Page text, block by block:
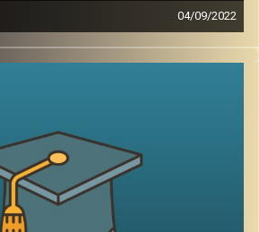
04/09/2022
תוכן:
חברים כמאתיים ממנכ"לי החברות
מתמקדת יותר אך ורק בבעלי המניות, אלא
בעלי העניין הקשורים בפעולותיה בהם
איך המשפט הישראלי רואה את מטרת